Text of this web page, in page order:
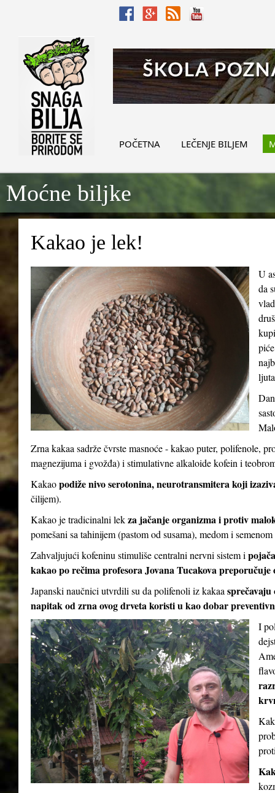
POČETNA LEČENJE BILJEM
Moćne biljke
Kakao je lek!
U
da
Zrna kakaa sadrže čvrste masnoće - kakao puter, polifenole,
magnezijuma i gvožđa) i stimulativne alkaloide kofein i
Kakaopodiže nivo serotonina, neurotransmitera koji
čilijem).
Kakao je tradicinalni lekza jačanje organizma i protiv
pomešani sa tahinijem (pastom od susama), medom i
Zahvaljujući kofeninu stimuliše centralni nervni sistem i
kakao po rečima profesora Jovana Tucakova preporučuje
Japanski naučnici utvrdili su da polifenoli iz kakaa
napitak od zrna ovog drveta koristi u kao dobar
I